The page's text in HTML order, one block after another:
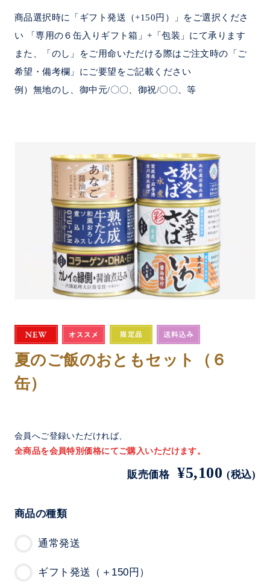
商品選択時に「ギフト発送（+150円）」をご選択くださ
い 「専用の６缶入りギフト箱」+「包装」にて承ります
また、「のし」をご用命いただける際はご注文時の「ご
希望・備考欄」にご要望をご記載ください
例）無地のし、御中元/〇〇、御祝/〇〇、等
夏のご飯のおともセット（６
缶）
会員へご登録いただければ、
全商品を会員特別価格にてご購入いただけます。
販売価格 ¥5,100(税込)
商品の種類
通常発送
ギフト発送（＋150円）